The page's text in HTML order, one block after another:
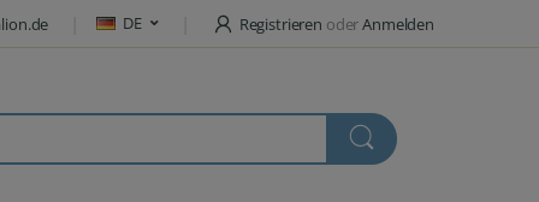
DE Registrieren oderAnmelden